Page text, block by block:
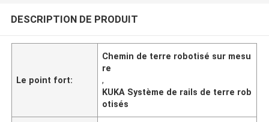
DESCRIPTION DE PRODUIT
Le point fort:
Chemin de terre robotisé sur mesu
re
,
KUKA Système de rails de terre rob
otisés